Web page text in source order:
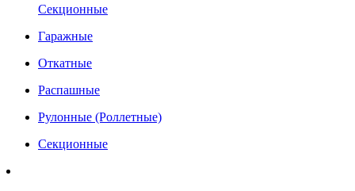
Секционные
Гаражные
Откатные
Распашные
Рулонные (Роллетные)
Секционные